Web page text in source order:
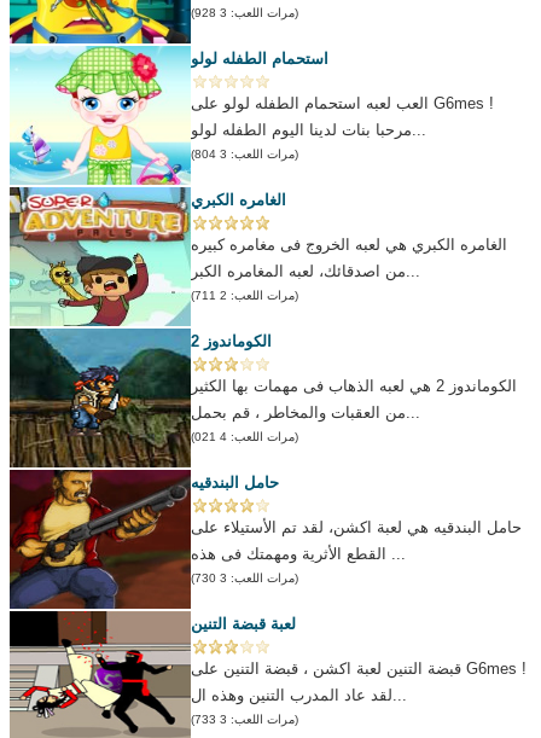
(مرات اللعب: 3 928)
استحمام الطفله لولو
العب لعبه استحمام الطفله لولو على G6mes !
(مرات اللعب: 3 804)
الغامره الكبري
الغامره الكبري هي لعبه الخروج فى مغامره كبيره
(مرات اللعب: 2 711)
الكوماندوز 2
الكوماندوز 2 هي لعبه الذهاب فى مهمات بها الكثير
(مرات اللعب: 4 021)
حامل البندقيه
حامل البندقيه هي لعبة اكشن، لقد تم الأستيلاء على
(مرات اللعب: 3 730)
لعبة قبضة التنين
قبضة التنين لعبة اكشن ، قبضة التنين على G6mes !
(مرات اللعب: 3 733)